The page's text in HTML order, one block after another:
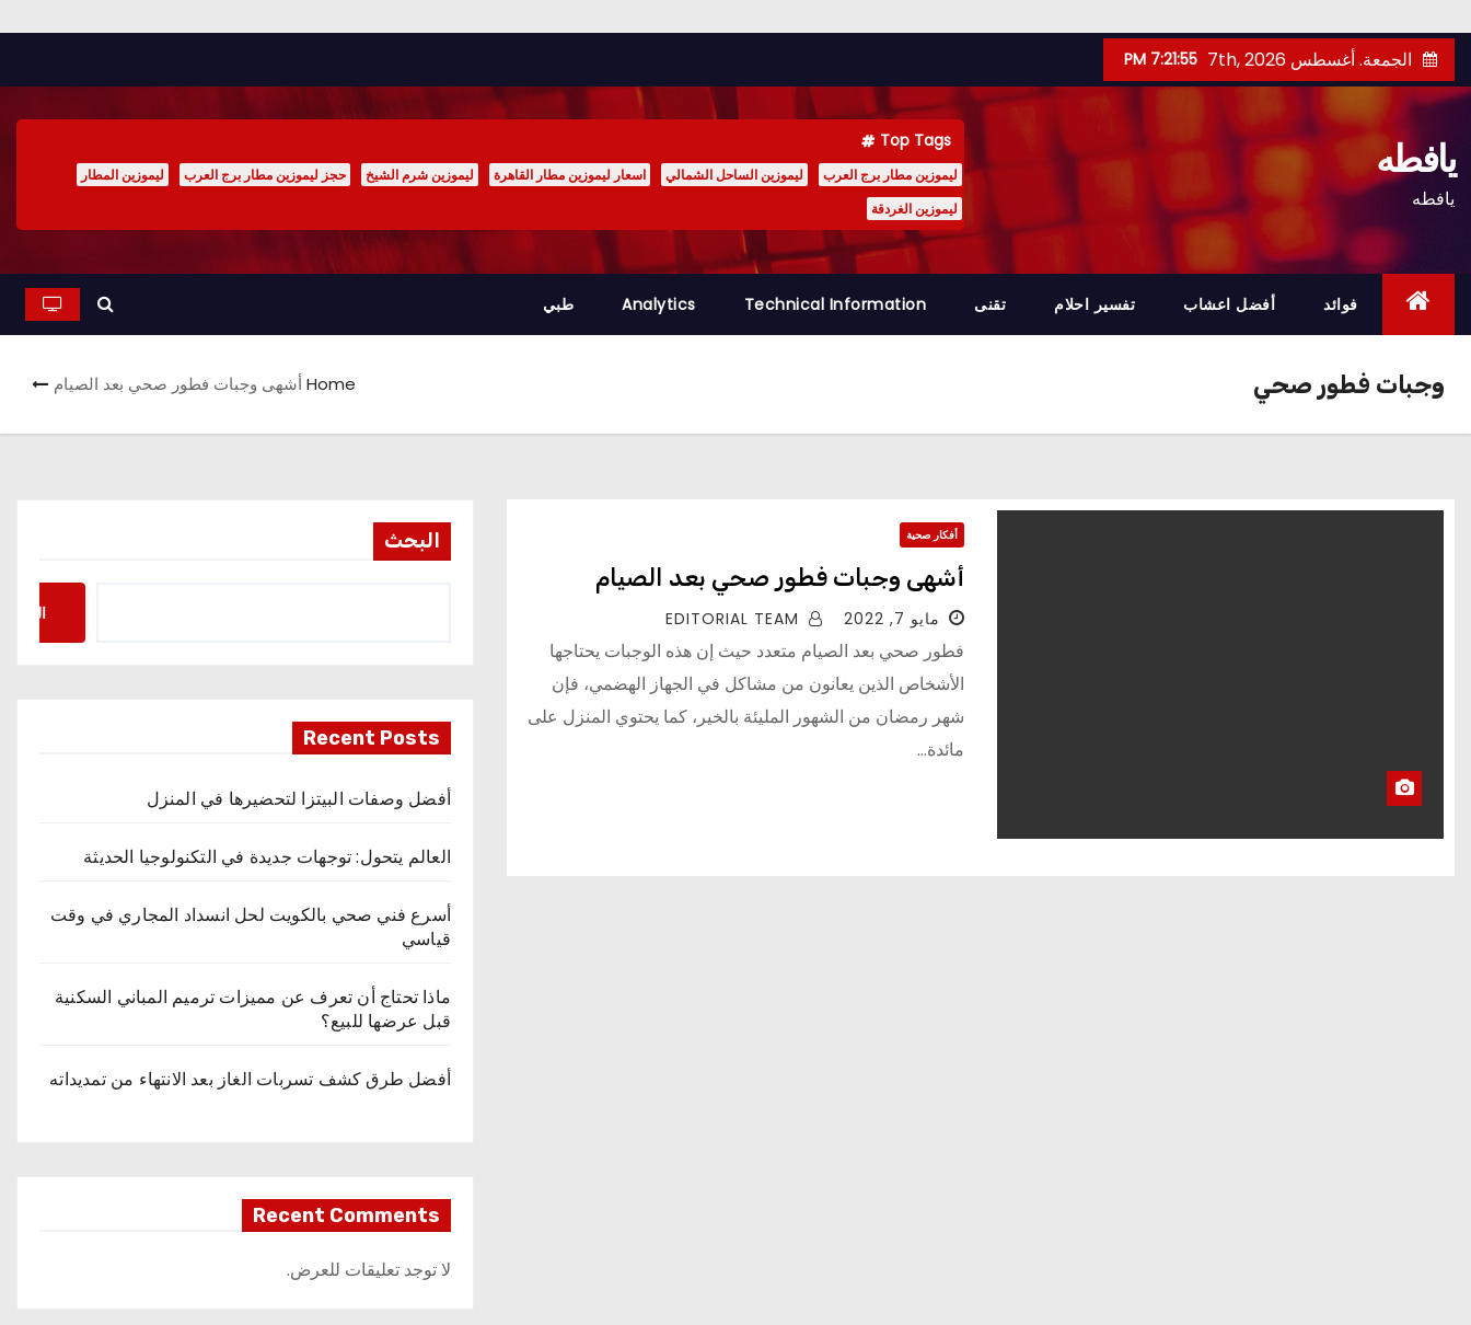
to
content
الجمعة. أغسطس 7th, 2026 7:21:56 PM
يافطه
يافطه
Top Tags
ليموزين مطار برج العرب ليموزين الساحل الشمالي اسعار ليموزين مطار القاهرة ليموزين شرم الشيخ حجز ليموزين مطار برج العرب
ليموزين المطار
ليموزين الغردقة
فوائد أفضل اعشاب تفسير احلام تقنى Technical Information
Analytics طبي
وجبات فطور صحي Homeأشهى وجبات فطور صحي بعد الصيام
أفكار صحية
أشهى وجبات فطور صحي بعد الصيام
مايو 7, 2022
فطور صحي بعد الصيام متعدد حيث إن هذه الوجبات يحتاجها
الأشخاص الذين يعانون من مشاكل في الجهاز الهضمي، فإن
شهر رمضان من الشهور المليئة بالخير، كما يحتوي المنزل على
مائدة…
البحث
البحث
Recent Posts
أفضل وصفات البيتزا لتحضيرها في المنزل
العالم يتحول: توجهات جديدة في التكنولوجيا الحديثة
أسرع فني صحي بالكويت لحل انسداد المجاري في وقت
قياسي
ماذا تحتاج أن تعرف عن مميزات ترميم المباني السكنية
قبل عرضها للبيع؟
أفضل طرق كشف تسربات الغاز بعد الانتهاء من تمديداته
Recent Comments
لا توجد تعليقات للعرض.